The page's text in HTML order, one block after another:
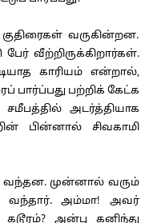
வருகின்றன.
வீற்றிருக்கிறார்கள்.
காரியம் என்றால்,
பற்றிக் கேட்க
அடர்த்தியாக
பின்னால் சிவகாமி
வந்தன. முன்னால் வரும்
வந்தார். அம்மா! அவர்
அன்பு கனிந்து